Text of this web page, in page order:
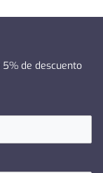
de descuento